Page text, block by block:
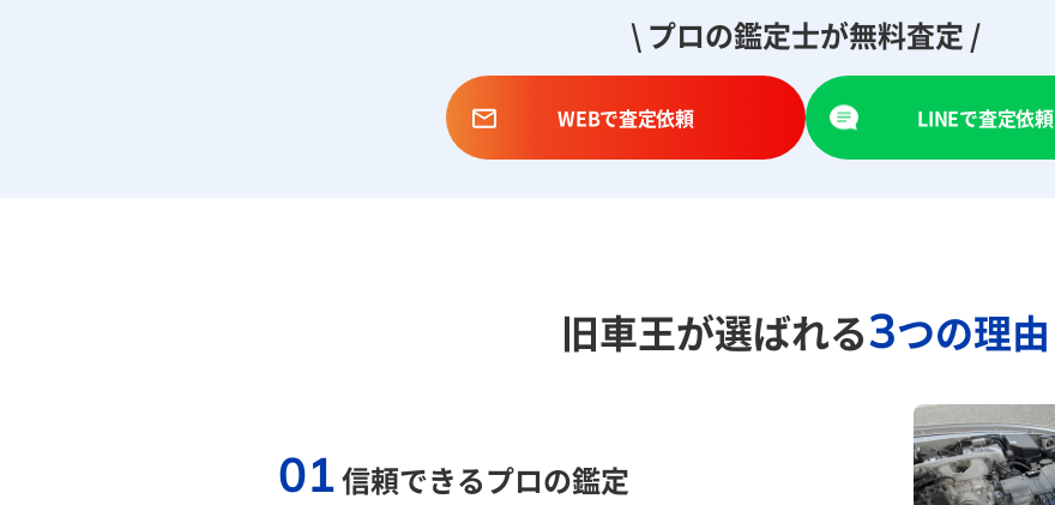
\ プロの鑑定士が無料査定 /
WEBで査定依頼 LINEで査定依頼
旧車王が選ばれる3つの理由
01信頼できるプロの鑑定